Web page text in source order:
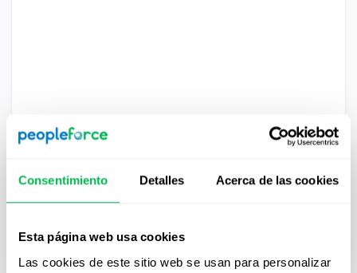
Consentimiento Detalles Acerca de las cookies
Esta página web usa cookies
Las cookies de este sitio web se usan para personalizar
Cómo la plataforma de RRHH ayuda a
las empresas a alcanzar sus objetivos
equipo para alcanzar los objetivos empresariales.